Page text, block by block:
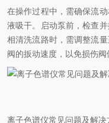
在操作过程中，需确保流
液吸干。启动泵前，检查
相清洗流路时，需调整流
阀的扳动速度，以免损伤阀
离子色谱仪常见问题及解决